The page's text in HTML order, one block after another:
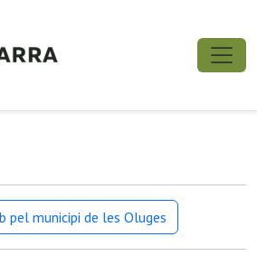
pel municipi de les Oluges